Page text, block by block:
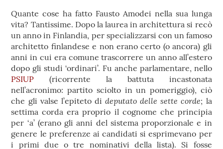
Quante cose ha fatto Fausto Amodei nella sua lunga
vita? Tantissime. Dopo la laurea in architettura si recò
un anno in Finlandia, per specializzarsi con un famoso
architetto finlandese e non erano certo (o ancora) gli
anni in cui era comune trascorrere un anno all’estero
dopo gli studi ‘ordinari’. Fu anche parlamentare, nello
PSIUP (ricorrente la battuta incastonata
nell’acronimo: partito sciolto in un pomeriggio), ciò
che gli valse l’epiteto dideputato delle sette corde; la
settima corda era proprio il cognome che principia
per ‘a’ (erano gli anni del sistema proporzionale e in
genere le preferenze ai candidati si esprimevano per
i primi due o tre nominativi della lista). Si fosse